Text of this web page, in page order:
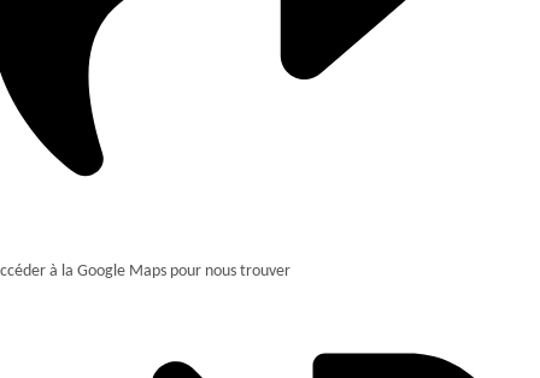
à la Google Maps pour nous trouver